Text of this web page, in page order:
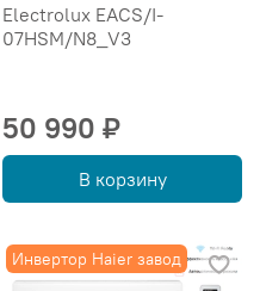
Electrolux EACS/I-
07HSM/N8_V3
50 990 ₽
В корзину
Инвертор Haier завод